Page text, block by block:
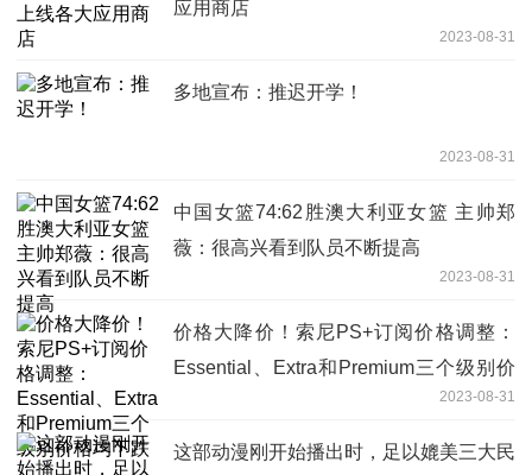
应用商店
2023-08-31
多地宣布：推迟开学！
2023-08-31
中国女篮74:62胜澳大利亚女篮 主帅郑
薇：很高兴看到队员不断提高
2023-08-31
价格大降价！索尼PS+订阅价格调整：
Essential、Extra和Premium三个级别价
2023-08-31
这部动漫刚开始播出时，足以媲美三大民